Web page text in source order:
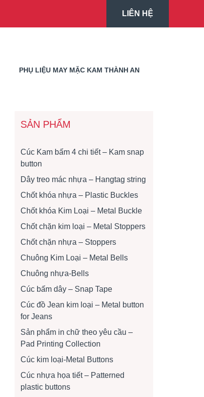
LIÊN HỆ
PHỤ LIỆU MAY MẶC KAM THÀNH AN
SẢN PHẨM
Cúc Kam bấm 4 chi tiết – Kam snap
button
Dây treo mác nhựa – Hangtag string
Chốt khóa nhựa – Plastic Buckles
Chốt khóa Kim Loại – Metal Buckle
Chốt chặn kim loại – Metal Stoppers
Chốt chặn nhựa – Stoppers
Chuông Kim Loại – Metal Bells
Chuông nhựa-Bells
Cúc bấm dây – Snap Tape
Cúc đồ Jean kim loại – Metal button
for Jeans
Sản phẩm in chữ theo yêu cầu –
Pad Printing Collection
Cúc kim loại-Metal Buttons
Cúc nhựa họa tiết – Patterned
plastic buttons